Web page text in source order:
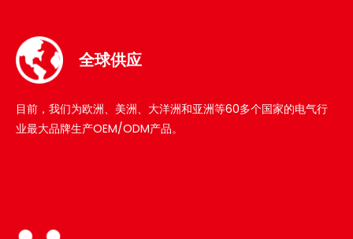
全球供应
目前，我们为欧洲、美洲、大洋洲和亚洲等60多个国家的电气行
业最大品牌生产OEM/ODM产品。​​​​​​​